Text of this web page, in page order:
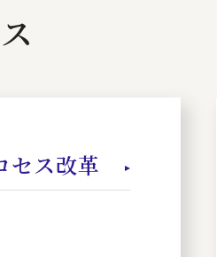
セス改革